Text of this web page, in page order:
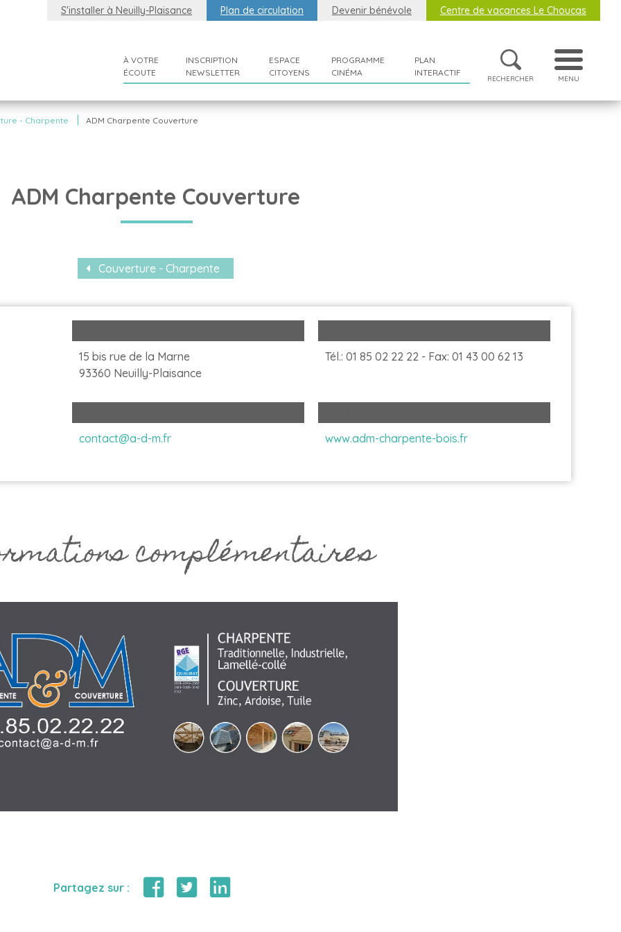
S'installer à Neuilly-Plaisance Plan de circulation Devenir bénévole Centre de vacances Le Choucas
À VOTRE
ÉCOUTE
INSCRIPTION
NEWSLETTER
ESPACE
CITOYENS
PROGRAMME
CINÉMA
PLAN
INTERACTIF
RECHERCHER MENU
- Charpente ADM Charpente Couverture
ADM Charpente Couverture
Couverture - Charpente
15 bis rue de la Marne
93360 Neuilly-Plaisance
Tél.: 01 85 02 22 22 - Fax: 01 43 00 62 13
contact@a-d-m.fr
www.adm-charpente-bois.fr
complémentaires
Partagez sur :